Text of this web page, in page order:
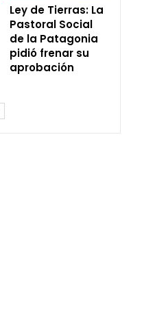
Ley de Tierras: La
Pastoral Social
de la Patagonia
pidió frenar su
aprobación